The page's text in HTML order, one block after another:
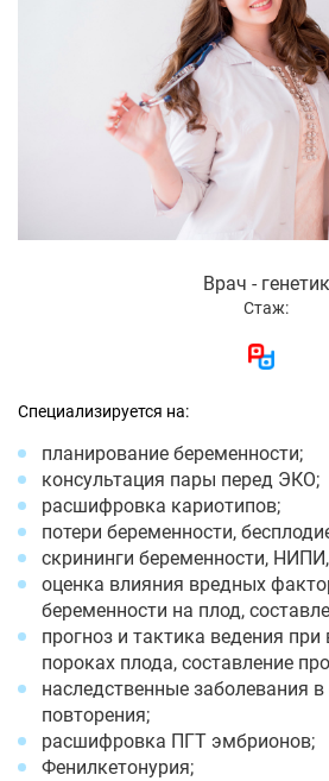
Врач - генетик
Стаж:
Специализируется на:
планирование беременности;
консультация пары перед ЭКО;
расшифровка кариотипов;
потери беременности,
скрининги беременности,
оценка влияния вредных
беременности на плод,
прогноз и тактика ведения
пороках плода, составление
наследственные заболевания
повторения;
расшифровка ПГТ эмбрионов;
Фенилкетонурия;